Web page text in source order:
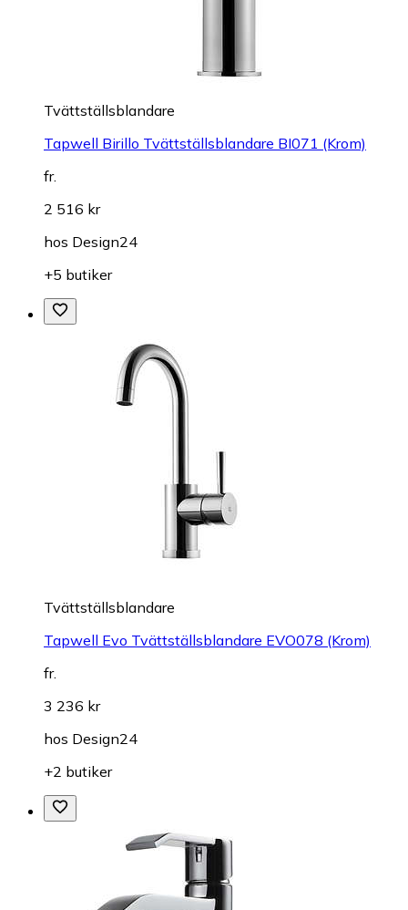
Tvättställsblandare
Tapwell Birillo Tvättställsblandare BI071 (Krom)
fr.
2 516 kr
hos Design24
+5 butiker
Tvättställsblandare
Tapwell Evo Tvättställsblandare EVO078 (Krom)
fr.
3 236 kr
hos Design24
+2 butiker